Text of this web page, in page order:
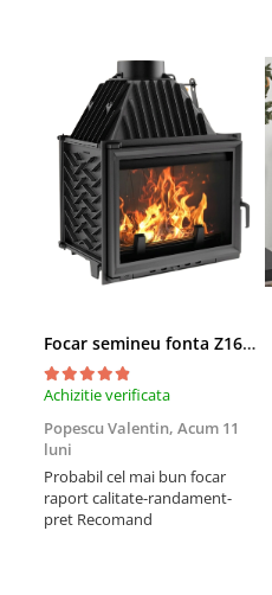
Focar semineu fonta Z160 15kW
Achizitie verificata
Popescu Valentin, Acum 11
luni
Probabil cel mai bun focar
raport calitate-randament-
pret Recomand